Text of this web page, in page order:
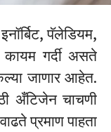
पॅलेडियम,
कायम गर्दी असते
जाणार आहेत.
अँटिजेन चाचणी
प्रमाण पाहता